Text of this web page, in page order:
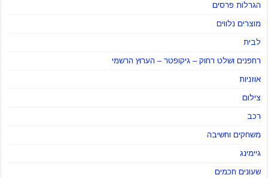
הגרלות פרסים
מוצרים נלווים
לבית
רחפנים ושלט רחוק – גיקופטר – הערוץ הרשמי
אוזניות
צילום
רכב
משחקים וחשיבה
גיימינג
שעונים חכמים